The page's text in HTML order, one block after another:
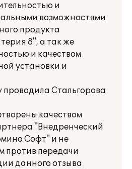
и
возможностями
продукта
8", а так же
и качеством
установки и
проводила Стальгорова
качеством
"Внедренческий
Софт" и не
против передачи
данного отзыва